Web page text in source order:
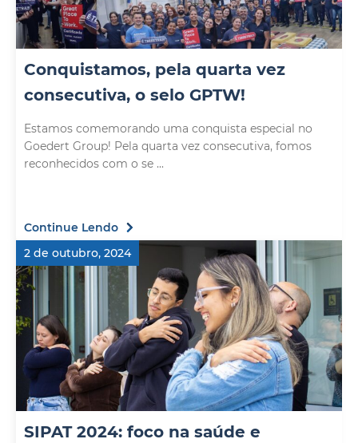
Conquistamos, pela quarta vez
consecutiva, o selo GPTW!
Estamos comemorando uma conquista especial no
Goedert Group! Pela quarta vez consecutiva, fomos
reconhecidos com o se ...
Continue Lendo
2 de outubro, 2024
SIPAT 2024: foco na saúde e